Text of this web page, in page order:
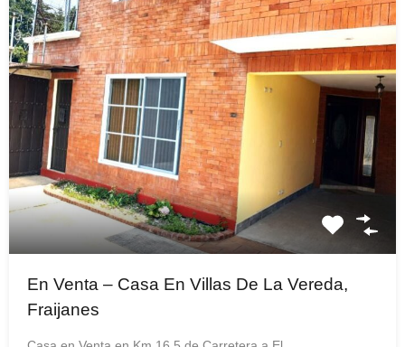
En Venta – Casa En Villas De La Vereda,
Fraijanes